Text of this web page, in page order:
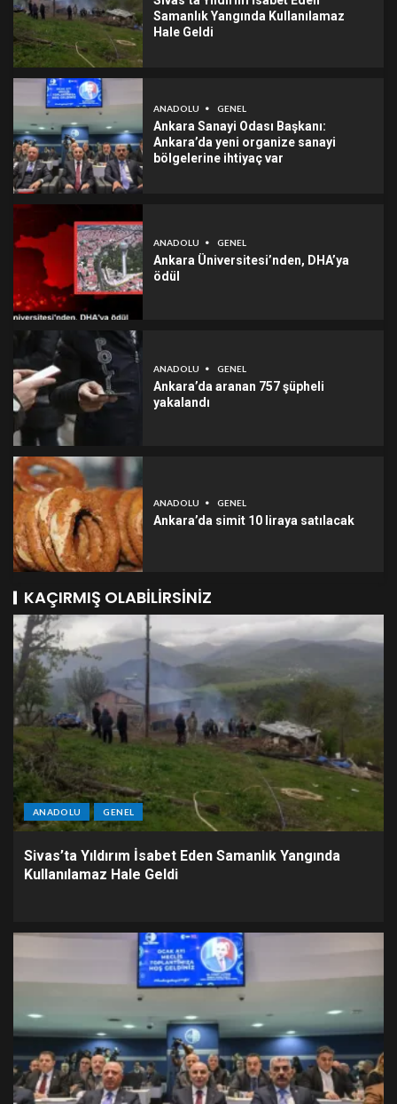
Samanlık Yangında Kullanılamaz
Hale Geldi
ANADOLU GENEL
Ankara Sanayi Odası Başkanı:
Ankara’da yeni organize sanayi
bölgelerine ihtiyaç var
ANADOLU GENEL
Ankara Üniversitesi’nden, DHA’ya
ödül
ANADOLU GENEL
Ankara’da aranan 757 şüpheli
yakalandı
ANADOLU GENEL
Ankara’da simit 10 liraya satılacak
KAÇIRMIŞ OLABILIRSINIZ
ANADOLU GENEL
Sivas’ta Yıldırım İsabet Eden Samanlık Yangında
Kullanılamaz Hale Geldi